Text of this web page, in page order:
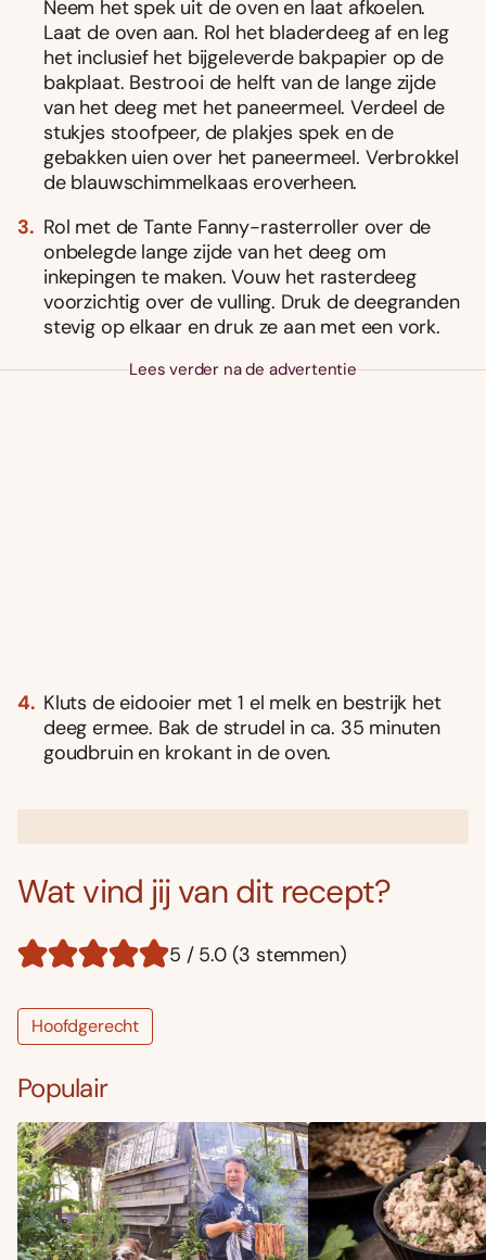
Neem het spek uit de oven en laat afkoelen.
Laat de oven aan. Rol het bladerdeeg af en leg
het inclusief het bijgeleverde bakpapier op de
bakplaat. Bestrooi de helft van de lange zijde
van het deeg met het paneermeel. Verdeel de
stukjes stoofpeer, de plakjes spek en de
gebakken uien over het paneermeel. Verbrokkel
de blauwschimmelkaas eroverheen.
Rol met de Tante Fanny-rasterroller over de
onbelegde lange zijde van het deeg om
inkepingen te maken. Vouw het rasterdeeg
voorzichtig over de vulling. Druk de deegranden
stevig op elkaar en druk ze aan met een vork.
Lees verder na de advertentie
Kluts de eidooier met 1 el melk en bestrijk het
deeg ermee. Bak de strudel in ca. 35 minuten
goudbruin en krokant in de oven.
Wat vind jij van dit recept?
5 / 5.0 (3 stemmen)
Hoofdgerecht
Populair